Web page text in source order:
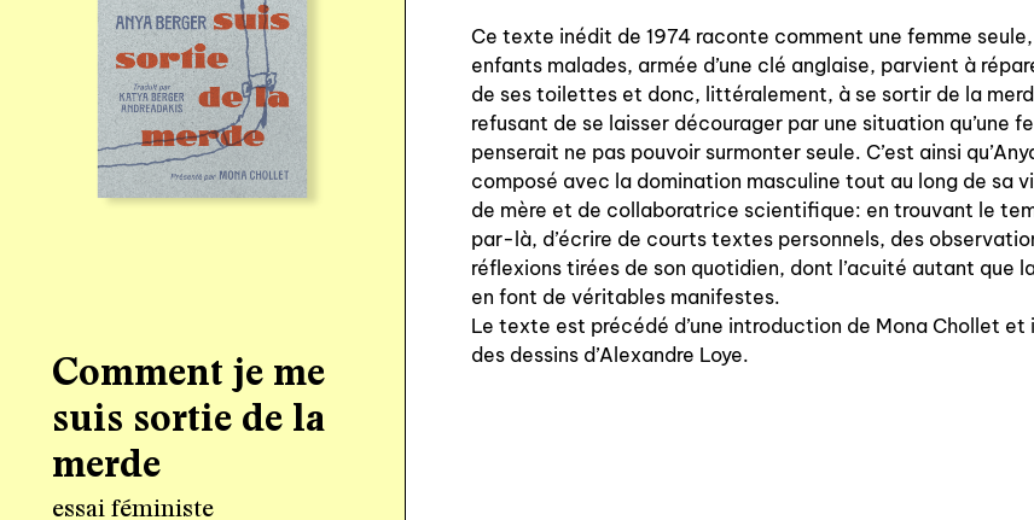
catalogue ↓
catalogue complet
à paraître
éditions de tête
programmes semestriels
Comment je me
suis sortie de la
merde
essai féministe
Ce texte inédit de 1974 raconte comment une femme
enfants malades, armée d’une clé anglaise, parvient à
de ses toilettes et donc, littéralement, à se sortir de la
refusant de se laisser décourager par une situation qu’une
penserait ne pas pouvoir surmonter seule. C’est ainsi
composé avec la domination masculine tout au long de sa
de mère et de collaboratrice scientifique: en trouvant le
par-là, d’écrire de courts textes personnels, des
réflexions tirées de son quotidien, dont l’acuité autant que
en font de véritables manifestes.
Le texte est précédé d’une introduction de Mona Chollet et
des dessins d’Alexandre Loye.